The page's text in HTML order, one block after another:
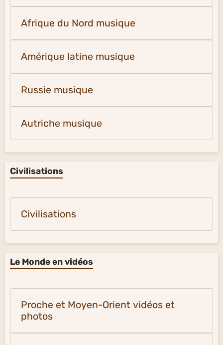
Afrique du Nord musique
Amérique latine musique
Russie musique
Autriche musique
Civilisations
Civilisations
Le Monde en vidéos
Proche et Moyen-Orient vidéos et
photos